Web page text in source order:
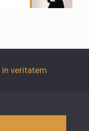
in veritatem